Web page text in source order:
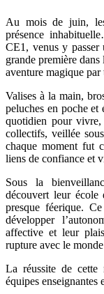
Au mois de juin,
présence
CE1, venus y passer
grande première
aventure magique par
Valises à la main,
peluches en poche et
quotidien pour vivre,
collectifs, veillée
chaque moment fut
liens de confiance et
Sous la
découvert leur école
presque féerique.
développer
affective et leur
rupture avec le
La réussite de cette
équipes enseignantes